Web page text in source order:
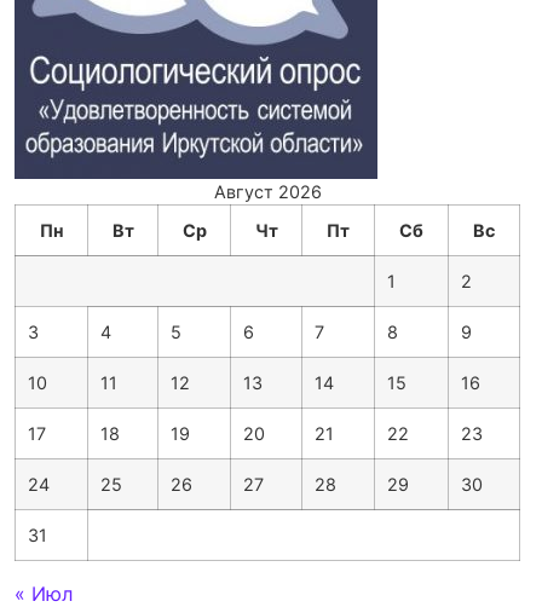
Август 2026
Пн
Вт Ср Чт Пт Сб Вс
1 2
3 4 5 6 7 8 9
10 11 12 13 14 15 16
17 18 19 20 21 22 23
24 25 26 27 28 29 30
31
« Июл